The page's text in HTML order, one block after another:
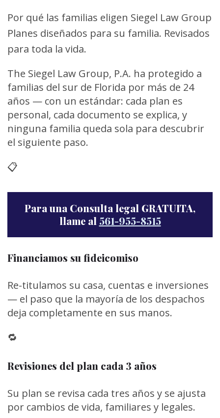
Por qué las familias eligen Siegel Law Group
Planes diseñados para su familia. Revisados
para toda la vida.
The Siegel Law Group, P.A. ha protegido a
familias del sur de Florida por más de 24
años — con un estándar: cada plan es
personal, cada documento se explica, y
ninguna familia queda sola para descubrir
el siguiente paso.
📋
Para una Consulta legal GRATUITA,
llame al 561-955-8515
Financiamos su fideicomiso
Re-titulamos su casa, cuentas e inversiones
— el paso que la mayoría de los despachos
deja completamente en sus manos.
🔁
Revisiones del plan cada 3 años
Su plan se revisa cada tres años y se ajusta
por cambios de vida, familiares y legales.